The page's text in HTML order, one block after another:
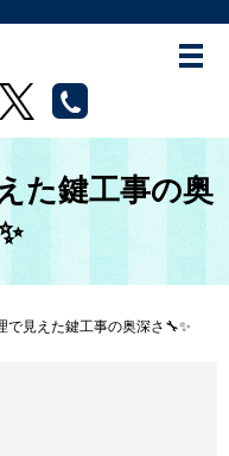
た鍵工事の奥
で見えた鍵工事の奥深さ🔧✨